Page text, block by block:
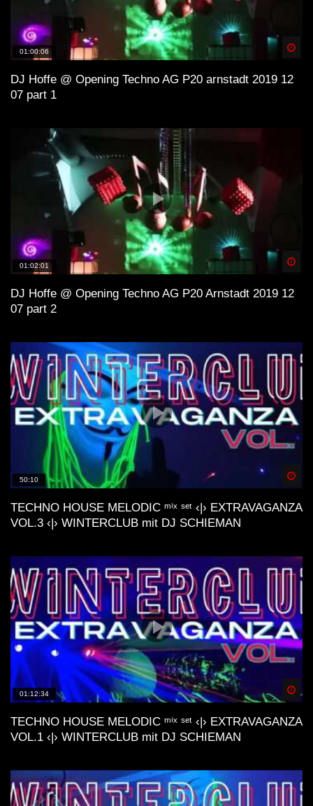
01:00:06
DJ Hoffe @ Opening Techno AG P20 arnstadt 2019 12
07 part 1
01:02:01
DJ Hoffe @ Opening Techno AG P20 Arnstadt 2019 12
07 part 2
50:10
TECHNO HOUSE MELODIC ᵐⁱˣ ˢᵉᵗ ‹|› EXTRAVAGANZA
VOL.3 ‹|› WINTERCLUB mit DJ SCHIEMAN
01:12:34
TECHNO HOUSE MELODIC ᵐⁱˣ ˢᵉᵗ ‹|› EXTRAVAGANZA
VOL.1 ‹|› WINTERCLUB mit DJ SCHIEMAN